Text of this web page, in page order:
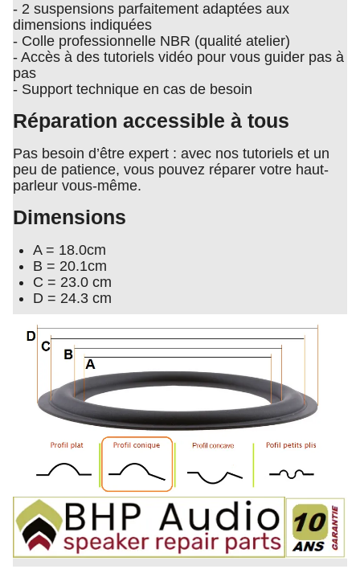
- 2 suspensions parfaitement adaptées aux
dimensions indiquées
- Colle professionnelle NBR (qualité atelier)
- Accès à des tutoriels vidéo pour vous guider pas à
pas
- Support technique en cas de besoin
Réparation accessible à tous
Pas besoin d’être expert : avec nos tutoriels et un
peu de patience, vous pouvez réparer votre haut-
parleur vous-même.
Dimensions
A = 18.0cm
B = 20.1cm
C = 23.0 cm
D = 24.3 cm